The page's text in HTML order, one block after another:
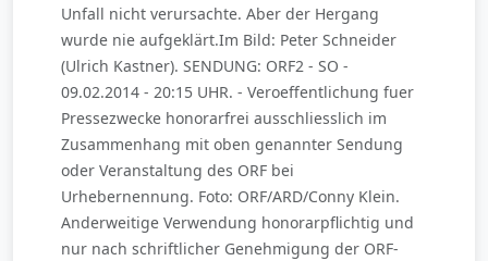
Unfall nicht verursachte. Aber der Hergang
wurde nie aufgeklärt.Im Bild: Peter Schneider
(Ulrich Kastner). SENDUNG: ORF2 - SO -
09.02.2014 - 20:15 UHR. - Veroeffentlichung fuer
Pressezwecke honorarfrei ausschliesslich im
Zusammenhang mit oben genannter Sendung
oder Veranstaltung des ORF bei
Urhebernennung. Foto: ORF/ARD/Conny Klein.
Anderweitige Verwendung honorarpflichtig und
nur nach schriftlicher Genehmigung der ORF-